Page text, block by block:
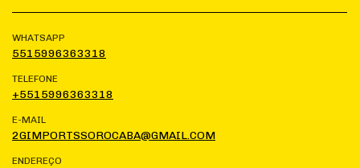
WHATSAPP
5515996363318
TELEFONE
+5515996363318
E-MAIL
2GIMPORTSSOROCABA@GMAIL.COM
ENDEREÇO